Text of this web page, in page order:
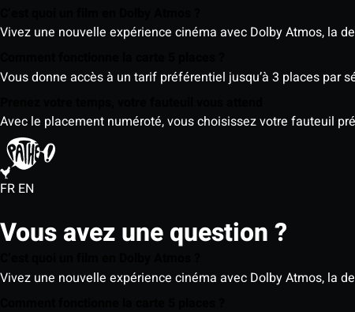
Vivez une nouvelle expérience cinéma avec Dolby Atmos, la
Vous donne accès à un tarif préférentiel jusqu’à 3 places par
Avec le placement numéroté, vous choisissez votre fauteuil
FR EN
Vous avez une question ?
Vivez une nouvelle expérience cinéma avec Dolby Atmos, la